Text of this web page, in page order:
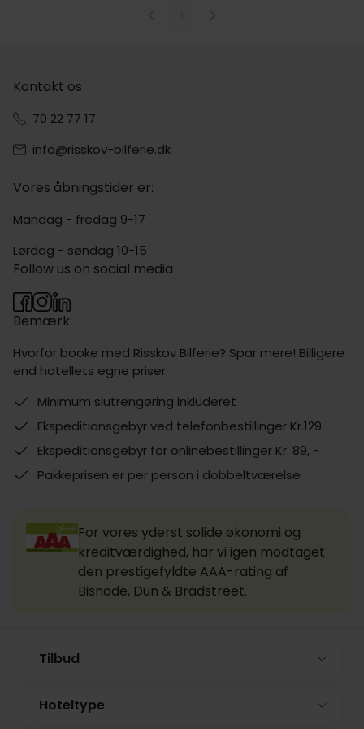
Kontakt os
70 22 77 17
info@risskov-bilferie.dk
Vores åbningstider er:
Mandag - fredag 9-17
Lørdag - søndag 10-15
Bemærk:
Hvorfor booke med Risskov Bilferie? Spar mere! Billigere
end hotellets egne priser
Minimum slutrengøring inkluderet
Ekspeditionsgebyr ved telefonbestillinger Kr.129
Ekspeditionsgebyr for onlinebestillinger Kr. 89, -
Pakkeprisen er per person i dobbeltværelse
Follow us on social media
For vores yderst solide økonomi og
kreditværdighed, har vi igen modtaget
den prestigefyldte AAA-rating af
Bisnode, Dun & Bradstreet.
Tilbud
Hoteltype